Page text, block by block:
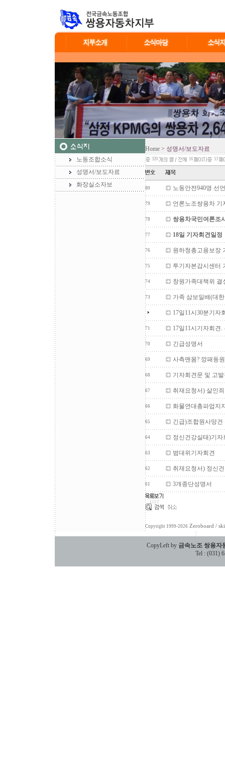
노동조합소식
성명서/보도자료
화장실소자보
Home > 성명서/보도자료
320 16 13
80 노동안전940명 선
79 언론노조쌍용차 기
78 쌍용차국민여론조
77 18일 기자회견일정
76 원하청총고용보장
75 투기자본감시센터
74 창원가족대책위 결
73 가족 삼보일배(대
17일11시30분기자
71 17일11시기자회견
70 긴급성명서
69 사측맨몸? 깡패동
68 기자회견문 및 고
67 취재요청서) 살인
66 화물연대총파업지
65 긴급)조합원사망
64 정신건강실태)기자
63 범대위기자회견
62 취재요청서) 정신
61 3개종단성명서
Copyright 1999-2026 Zeroboard /
CopyLeft by 금속노조 쌍용자
Tel : (031)